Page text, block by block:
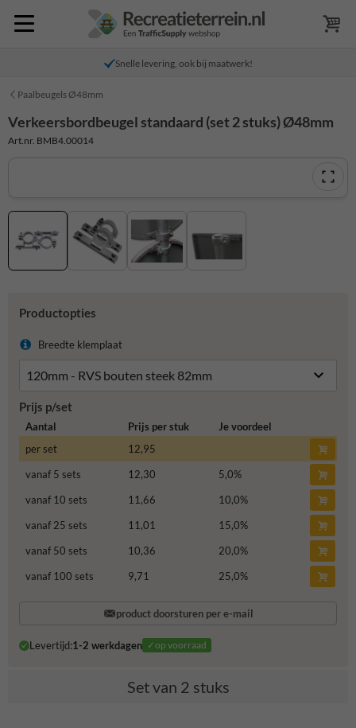
Snelle levering, ook bij maatwerk!
Paalbeugels Ø48mm
Verkeersbordbeugel standaard (set 2 stuks) Ø48mm
Art.nr. BMB4.00014
Productopties
Breedte klemplaat
Prijs p/set
Aantal Prijs per stuk
Je voordeel
per set
12,95
vanaf 5 sets
12,30 5,0%
vanaf 10 sets
11,66 10,0%
vanaf 25 sets
11,01 15,0%
vanaf 50 sets
10,36 20,0%
vanaf 100 sets
9,71 25,0%
product doorsturen per e-mail
Levertijd:1-2 werkdagen ✓op voorraad
Set van 2 stuks